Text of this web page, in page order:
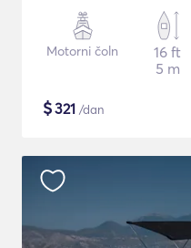
Motorni čoln
16 ft
5 m
$321 /dan